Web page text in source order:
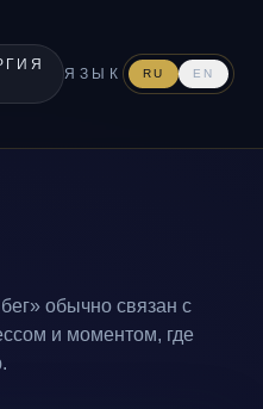
ЯЗЫК RU EN
обычно связан с
и моментом, где